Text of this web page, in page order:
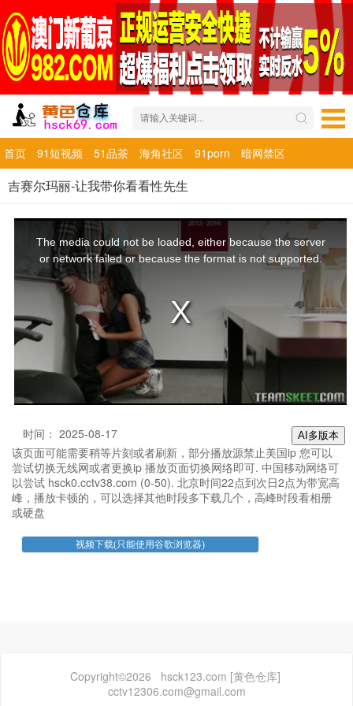
首页 91短视频 51品茶 海角社区 91porn 暗网禁区
吉赛尔玛丽-让我带你看看性先生
AI多版本
时间： 2025-08-17
该页面可能需要稍等片刻或者刷新，部分播放源禁止美国ip 您可以
尝试切换无线网或者更换ip 播放页面切换网络即可. 中国移动网络可
以尝试 hsck0.cctv38.com (0-50). 北京时间22点到次日2点为带宽高
峰，播放卡顿的，可以选择其他时段多下载几个，高峰时段看相册
或硬盘
Copyright©2026 hsck123.com [黄色仓库]
cctv12306.com@gmail.com